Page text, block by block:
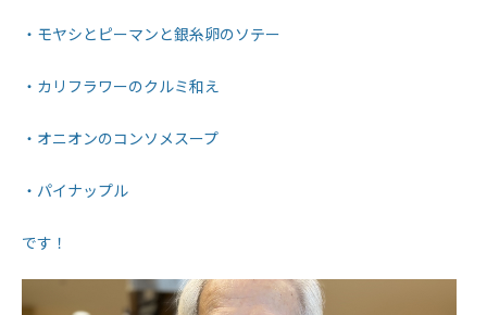
・モヤシとピーマンと銀糸卵のソテー
・カリフラワーのクルミ和え
・オニオンのコンソメスープ
・パイナップル
です！